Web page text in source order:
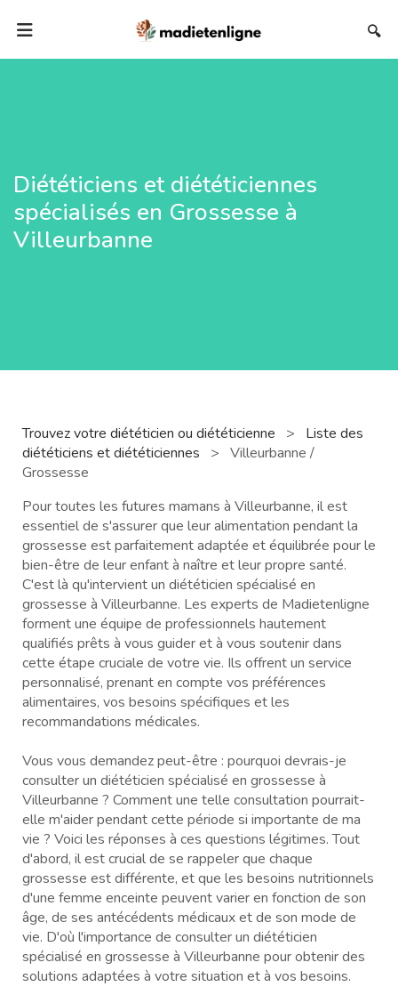
🔍
Diététiciens et diététiciennes
spécialisés en Grossesse à
Villeurbanne
Trouvez votre diététicien ou diététicienne >
Liste des
diététiciens et diététiciennes
> Villeurbanne /
Grossesse
Pour toutes les futures mamans à Villeurbanne, il est
essentiel de s'assurer que leur alimentation pendant la
grossesse est parfaitement adaptée et équilibrée pour le
bien-être de leur enfant à naître et leur propre santé.
C'est là qu'intervient un diététicien spécialisé en
grossesse à Villeurbanne. Les experts de Madietenligne
forment une équipe de professionnels hautement
qualifiés prêts à vous guider et à vous soutenir dans
cette étape cruciale de votre vie. Ils offrent un service
personnalisé, prenant en compte vos préférences
alimentaires, vos besoins spécifiques et les
recommandations médicales.
Vous vous demandez peut-être : pourquoi devrais-je
consulter un diététicien spécialisé en grossesse à
Villeurbanne ? Comment une telle consultation pourrait-
elle m'aider pendant cette période si importante de ma
vie ? Voici les réponses à ces questions légitimes. Tout
d'abord, il est crucial de se rappeler que chaque
grossesse est différente, et que les besoins nutritionnels
d'une femme enceinte peuvent varier en fonction de son
âge, de ses antécédents médicaux et de son mode de
vie. D'où l'importance de consulter un diététicien
spécialisé en grossesse à Villeurbanne pour obtenir des
solutions adaptées à votre situation et à vos besoins.